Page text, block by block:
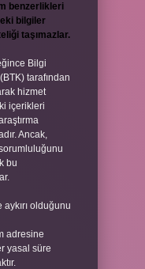
benzerlikleri
bilgiler
taşımazlar.
Bilgi
tarafından
hizmet
içerikleri
Ancak,
bu
olduğunu
adresine
yasal süre